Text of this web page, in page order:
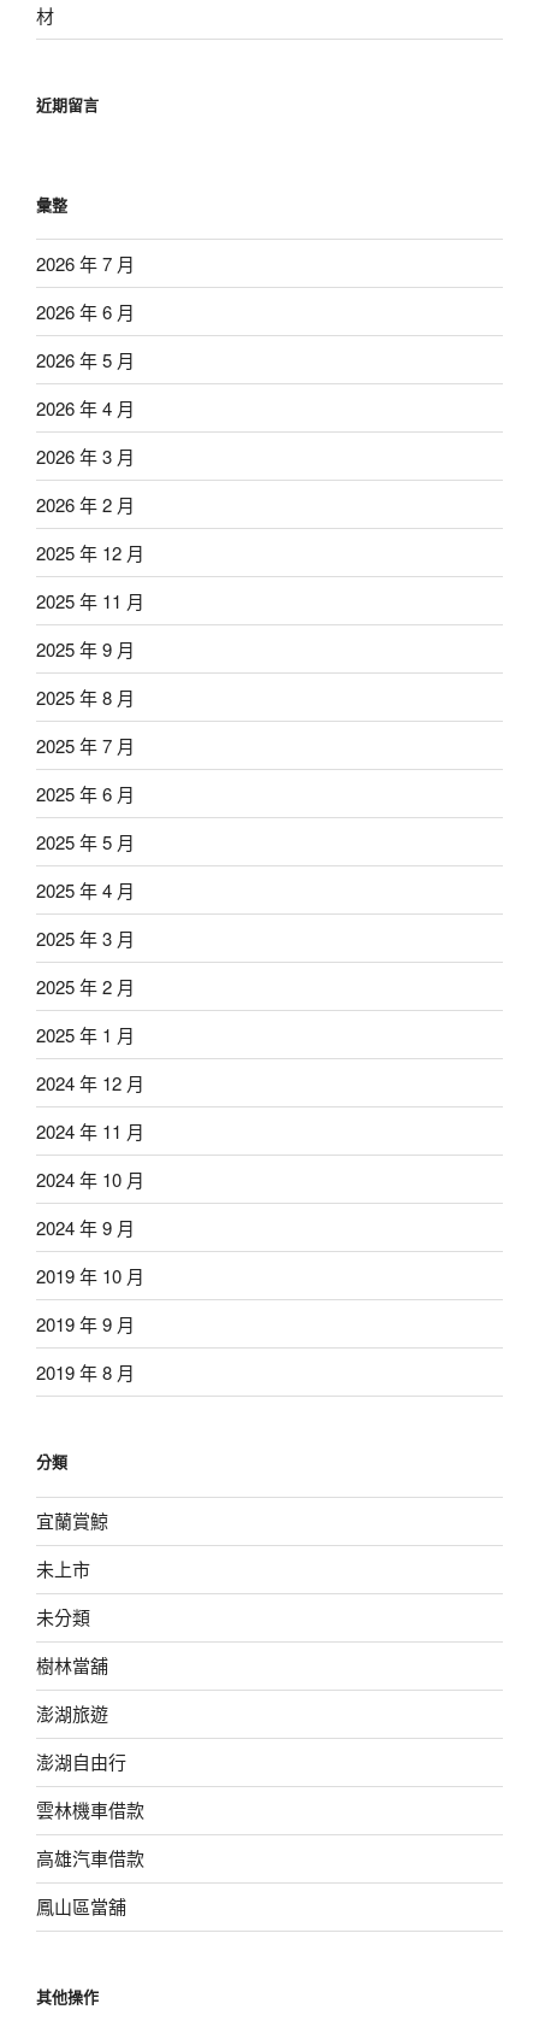
材
近期留言
彙整
2026 年 7 月
2026 年 6 月
2026 年 5 月
2026 年 4 月
2026 年 3 月
2026 年 2 月
2025 年 12 月
2025 年 11 月
2025 年 9 月
2025 年 8 月
2025 年 7 月
2025 年 6 月
2025 年 5 月
2025 年 4 月
2025 年 3 月
2025 年 2 月
2025 年 1 月
2024 年 12 月
2024 年 11 月
2024 年 10 月
2024 年 9 月
2019 年 10 月
2019 年 9 月
2019 年 8 月
分類
宜蘭賞鯨
未上市
未分類
樹林當舖
澎湖旅遊
澎湖自由行
雲林機車借款
高雄汽車借款
鳳山區當舖
其他操作